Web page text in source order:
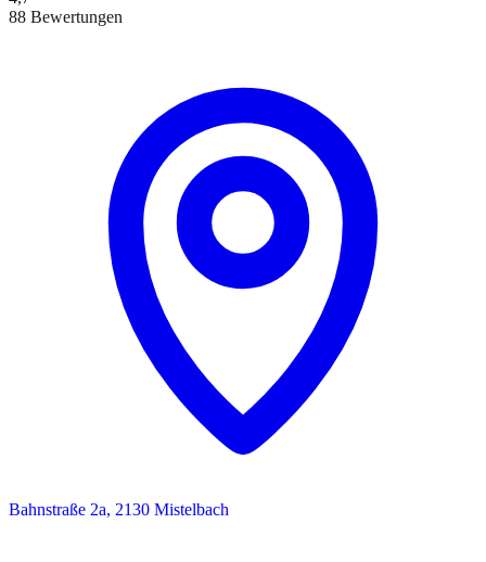
88 Bewertungen
Bahnstraße 2a, 2130 Mistelbach